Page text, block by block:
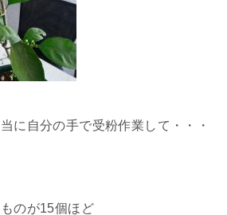
に自分の手で受粉作業して・・・
のが15個ほど